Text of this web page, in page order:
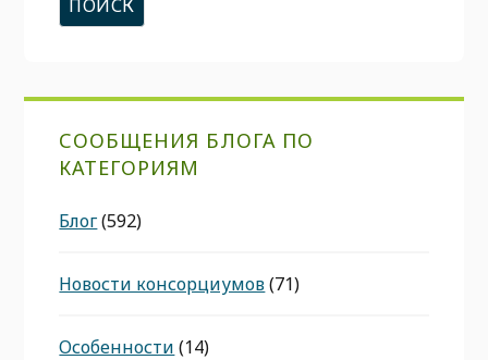
СООБЩЕНИЯ БЛОГА ПО
КАТЕГОРИЯМ
Блог(592)
Новости консорциумов(71)
Особенности (14)